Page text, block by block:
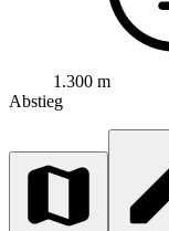
1.300 m
Abstieg